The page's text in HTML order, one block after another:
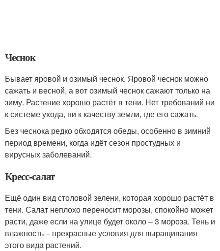
Чеснок
Бывает яровой и озимый чеснок. Яровой чеснок можно
сажать и весной, а вот озимый чеснок сажают только на
зиму. Растение хорошо растёт в тени. Нет требований ни
к системе ухода, ни к качеству земли, где его сажать.
Без чеснока редко обходятся обеды, особенно в зимний
период времени, когда идёт сезон простудных и
вирусных заболеваний.
Кресс-салат
Ещё один вид столовой зелени, которая хорошо растёт в
тени. Салат неплохо переносит морозы, спокойно может
расти, даже если на улице будет около – 3 мороза. Тень и
влажность – прекрасные условия для выращивания
этого вида растений.